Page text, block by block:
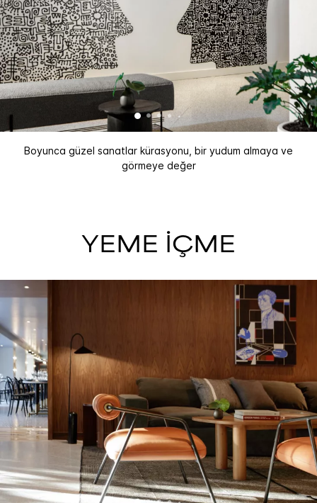
Boyunca güzel sanatlar kürasyonu, bir yudum almaya ve
görmeye değer
YEME İÇME